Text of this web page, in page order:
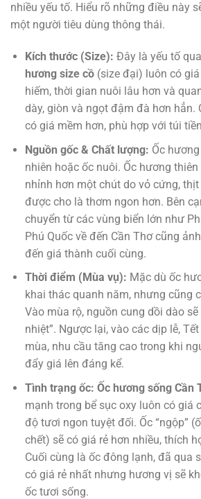
nhiều yếu tố. Hiểu rõ những điều này
một người tiêu dùng thông thái.
Kích thước (Size): Đây là yếu tố
hương size cồ(size đại) luôn có
hiếm, thời gian nuôi lâu hơn và
dày, giòn và ngọt đậm đà hơn hẳn.
có giá mềm hơn, phù hợp với túi
Nguồn gốc & Chất lượng: Ốc
nhiên hoặc ốc nuôi. Ốc hương
nhỉnh hơn một chút do vỏ cứng,
được cho là thơm ngon hơn. Bên
chuyển từ các vùng biển lớn như
Phú Quốc về đến Cần Thơ cũng
đến giá thành cuối cùng.
Thời điểm (Mùa vụ): Mặc dù ốc
khai thác quanh năm, nhưng cũng
Vào mùa rộ, nguồn cung dồi dào sẽ
nhiệt”. Ngược lại, vào các dịp lễ,
mùa, nhu cầu tăng cao trong khi
đẩy giá lên đáng kể.
Tình trạng ốc: Ốc hương sống Cần
mạnh trong bể sục oxy luôn có giá
độ tươi ngon tuyệt đối. Ốc “ngộp”
chết) sẽ có giá rẻ hơn nhiều, thích
Cuối cùng là ốc đông lạnh, đã qua
có giá rẻ nhất nhưng hương vị sẽ
ốc tươi sống.